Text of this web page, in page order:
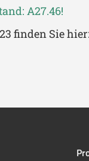
A27.46!
finden Sie hier: